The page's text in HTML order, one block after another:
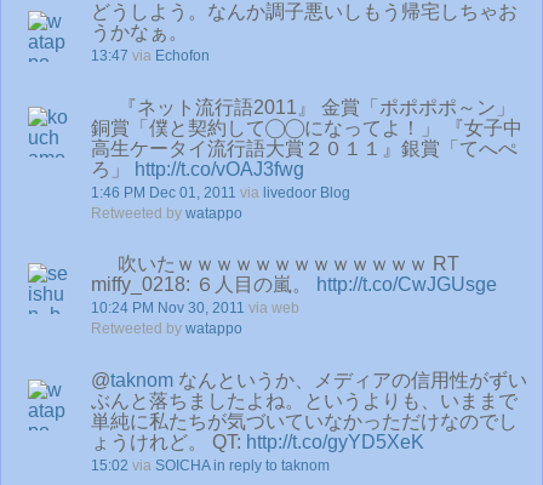
どうしよう。なんか調子悪いしもう帰宅しちゃお
うかなぁ。
13:47 via Echofon
『ネット流行語2011』 金賞「ポポポポ～ン」
銅賞「僕と契約して◯◯になってよ！」 『女子中
高生ケータイ流行語大賞２０１１』銀賞「てへぺ
ろ」
http://t.co/vOAJ3fwg
1:46 PM Dec 01, 2011 via livedoor Blog
Retweeted by watappo
吹いたｗｗｗｗｗｗｗｗｗｗｗｗｗ RT
miffy_0218: ６人目の嵐。
http://t.co/CwJGUsge
10:24 PM Nov 30, 2011 via web
Retweeted by watappo
@taknom なんというか、メディアの信用性がずい
ぶんと落ちましたよね。というよりも、いままで
単純に私たちが気づいていなかっただけなのでし
ょうけれど。 QT: http://t.co/gyYD5XeK
15:02 via SOICHA in reply to taknom